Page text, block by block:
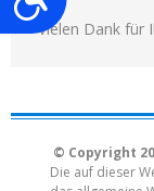
Vielen Dank für
© Copyright
Die auf dieser